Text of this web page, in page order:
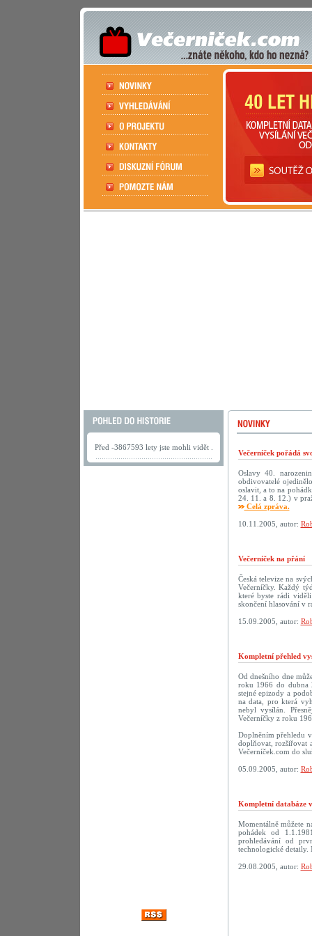
Před -3867593 lety jste mohli vidět .
Večerníček pořádá
Oslavy 40.
obdivovatelé
oslavit, a to na
24. 11. a 8. 12.) v
Celá zpráva.
10.11.2005, autor:
Večerníček na přání
Česká televize na
Večerníčky. Každý
které byste rádi
skončení hlasování v
15.09.2005, autor:
Kompletní přehled
Od dnešního dne
roku 1966 do dubna
stejné epizody a
na data, pro která
nebyl vysílán.
Večerníčky z roku
Doplněním přehledu
doplňovat, rozšiřovat
Večerníček.com do
05.09.2005, autor:
Kompletní databáze
Momentálně můžete
pohádek od
prohledávání od
technologické detaily.
29.08.2005, autor: